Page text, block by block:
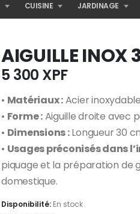
CUISINE JARDINAGE
AIGUILLE INOX
5 300 XPF
• Matériaux :Acier
• Forme :Aiguille droite avec
• Dimensions :Longueur 30
• Usages préconisés dans
piquage et la préparation de
domestique.
Disponibilité: En stock